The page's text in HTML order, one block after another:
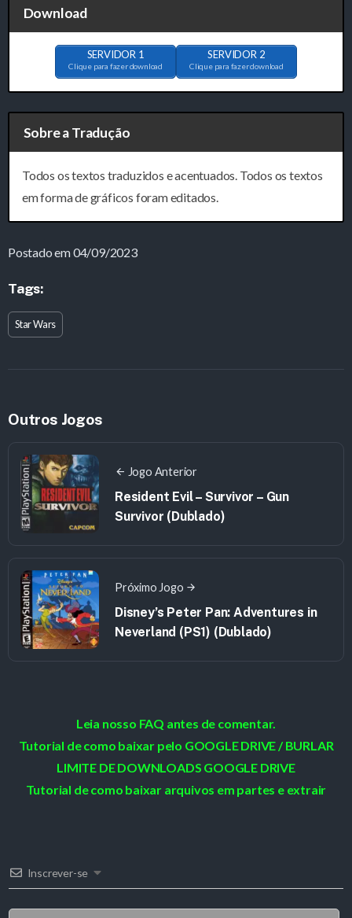
Download
SERVIDOR 1
Clique para fazer download
SERVIDOR 2
Clique para fazer download
Sobre a Tradução
Todos os textos traduzidos e acentuados. Todos os textos
em forma de gráficos foram editados.
Postado em 04/09/2023
Tags:
Star Wars
Outros Jogos
Jogo Anterior
Resident Evil – Survivor – Gun
Survivor (Dublado)
Próximo Jogo
Disney’s Peter Pan: Adventures in
Neverland (PS1) (Dublado)
Leia nosso FAQ antes de comentar.
Tutorial de como baixar pelo GOOGLE DRIVE / BURLAR
LIMITE DE DOWNLOADS GOOGLE DRIVE
Tutorial de como baixar arquivos em partes e extrair
Inscrever-se